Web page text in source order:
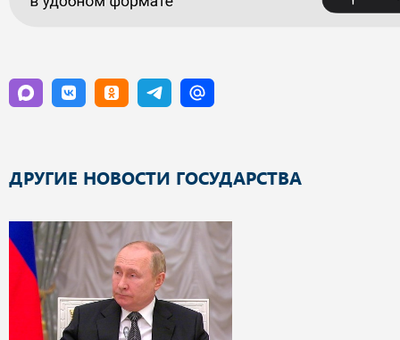
ДРУГИЕ НОВОСТИ ГОСУДАРСТВА